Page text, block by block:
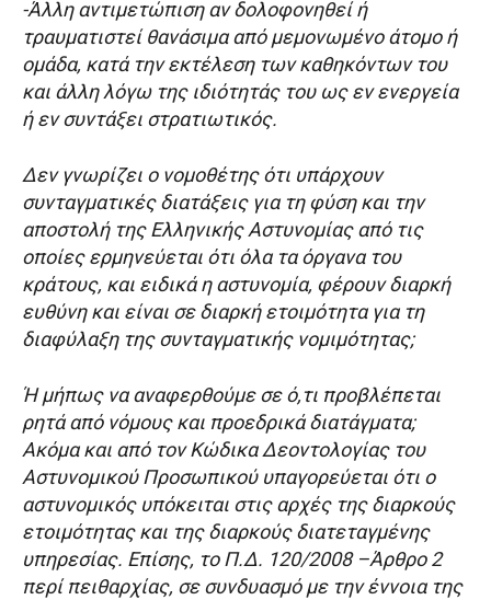
-Άλλη αντιμετώπιση αν δολοφονηθεί ή
τραυματιστεί θανάσιμα από μεμονωμένο άτομο ή
ομάδα, κατά την εκτέλεση των καθηκόντων του
και άλλη λόγω της ιδιότητάς του ως εν ενεργεία
ή εν συντάξει στρατιωτικός.
Δεν γνωρίζει ο νομοθέτης ότι υπάρχουν
συνταγματικές διατάξεις για τη φύση και την
αποστολή της Ελληνικής Αστυνομίας από τις
οποίες ερμηνεύεται ότι όλα τα όργανα του
κράτους, και ειδικά η αστυνομία, φέρουν διαρκή
ευθύνη και είναι σε διαρκή ετοιμότητα για τη
διαφύλαξη της συνταγματικής νομιμότητας;
Ή μήπως να αναφερθούμε σε ό,τι προβλέπεται
ρητά από νόμους και προεδρικά διατάγματα;
Ακόμα και από τον Κώδικα Δεοντολογίας του
Αστυνομικού Προσωπικού υπαγορεύεται ότι ο
αστυνομικός υπόκειται στις αρχές της διαρκούς
ετοιμότητας και της διαρκούς διατεταγμένης
υπηρεσίας. Επίσης, το Π.Δ. 120/2008 –Άρθρο 2
περί πειθαρχίας, σε συνδυασμό με την έννοια της